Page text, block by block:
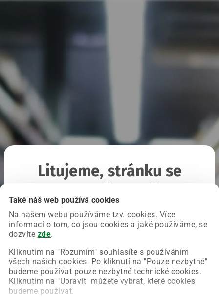
Také náš web používá cookies
Na našem webu používáme tzv. cookies. Více
informací o tom, co jsou cookies a jaké používáme, se
dozvíte zde.
Kliknutím na "Rozumím" souhlasíte s používáním
všech našich cookies. Po kliknutí na "Pouze nezbytné"
budeme používat pouze nezbytné technické cookies.
Kliknutím na "Upravit" můžete vybrat, které cookies
budeme používat.
Litujeme, stránku se
Chyba nastala na naší straně a už ji opravujeme.
Zkuste prosím znovu načíst požadovanou stránku.
Obnovit stránku Úvodní strana